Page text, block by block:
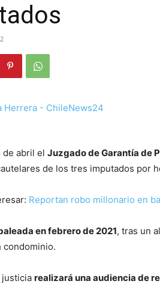
de abril el Juzgado de Garantía de
de los tres imputados por
Reportan robo millonario en
en febrero de 2021, tras un
condominio.
justicia realizará una audiencia de